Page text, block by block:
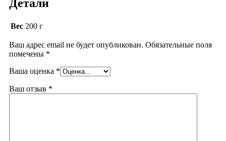
Детали
Вес 200 г
Ваш адрес email не будет опубликован. Обязательные поля
помечены *
Ваша оценка *
Ваш отзыв *